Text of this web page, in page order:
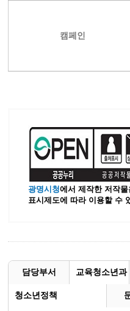
캠페인
광명시청에서 제작한 저작물
표시제도에 따라 이용할 수
담당부서 교육청소년과
청소년정책